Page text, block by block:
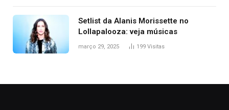
Setlist da Alanis Morissette no
Lollapalooza: veja músicas
março 29, 2025 199 Visitas